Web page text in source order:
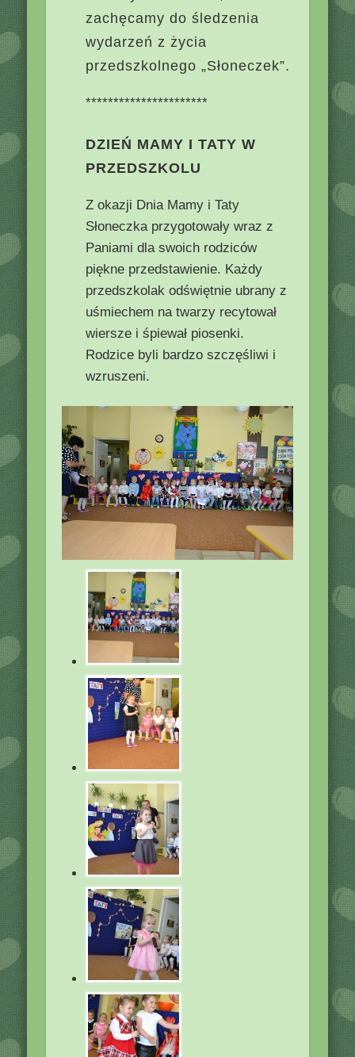
zachęcamy do śledzenia
wydarzeń z życia
przedszkolnego „Słoneczek”.
**********************
DZIEŃ MAMY I TATY W
PRZEDSZKOLU
Z okazji Dnia Mamy i Taty
Słoneczka przygotowały wraz z
Paniami dla swoich rodziców
piękne przedstawienie. Każdy
przedszkolak odświętnie ubrany z
uśmiechem na twarzy recytował
wiersze i śpiewał piosenki.
Rodzice byli bardzo szczęśliwi i
wzruszeni.